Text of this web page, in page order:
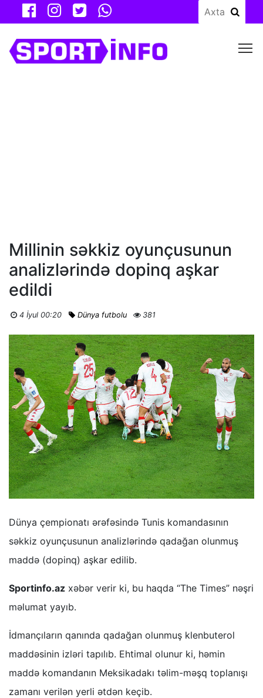
Millinin səkkiz oyunçusunun
analizlərində dopinq aşkar
edildi
4 İyul 00:20 Dünya futbolu 381
Dünya çempionatı ərəfəsində Tunis komandasının
səkkiz oyunçusunun analizlərində qadağan olunmuş
maddə (dopinq) aşkar edilib.
Sportinfo.az xəbər verir ki, bu haqda “The Times” nəşri
məlumat yayıb.
İdmançıların qanında qadağan olunmuş klenbuterol
maddəsinin izləri tapılıb. Ehtimal olunur ki, həmin
maddə komandanın Meksikadakı təlim-məşq toplanışı
zamanı verilən yerli ətdən keçib.